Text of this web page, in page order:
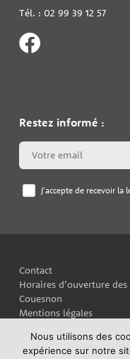
Tél. : 02 99 39 12 57
Restez informé :
J'accepte de recevoir la
Contact
Horaires d’ouverture
Couesnon
Mentions légales
Politique de
Nous utilisons des
expérience sur notre